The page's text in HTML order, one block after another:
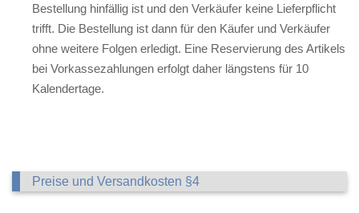
Bestellung hinfällig ist und den Verkäufer keine Lieferpflicht
trifft. Die Bestellung ist dann für den Käufer und Verkäufer
ohne weitere Folgen erledigt. Eine Reservierung des Artikels
bei Vorkassezahlungen erfolgt daher längstens für 10
Kalendertage.
Preise und Versandkosten §4